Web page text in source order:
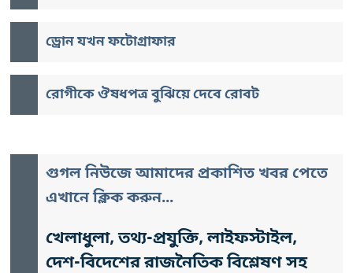
ড্রোন যখন ফটোগ্রাফার
রোগীকে ঔষধপত্র বুঝিয়ে দেবে রোবট
গুগল নিউজে আমাদের প্রকাশিত খবর পেতে
এখানে ক্লিক করুন...
খেলাধুলা, তথ্য-প্রযুক্তি, লাইফস্টাইল,
দেশ-বিদেশের রাজনৈতিক বিশ্লেষণ সহ